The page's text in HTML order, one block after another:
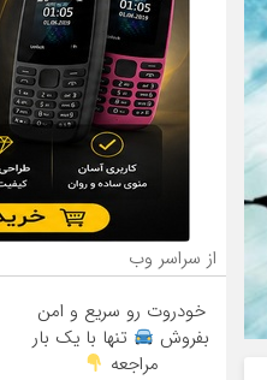
از سراسر وب
خودروت رو سریع و امن
بفروش
تنها با یک بار
مراجعه